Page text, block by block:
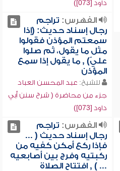
داود [073])
الفهرس: تراجم
رجال إسناد حديث: (إذا
سمعتم المؤذن فقولوا
مثل ما يقول، ثم صلوا
عليّ) , ما يقول إذا سمع
المؤذن
للشيخ: عبد المحسن العباد
جزء من محاضرة ( شرح سنن أبي
داود [073])
الفهرس: تراجم
رجال إسناد حديث ( ...
فإذا ركع أمكن كفيه من
ركبتيه وفرج بين أصابعيه
... ) , افتتاح الصلاة